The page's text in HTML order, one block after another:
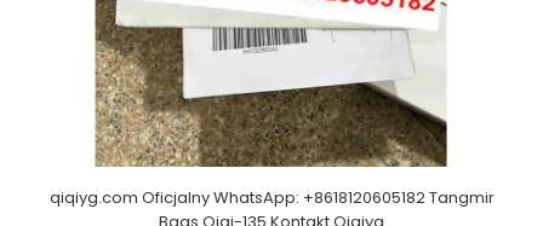
qiqiyg.com Oficjalny WhatsApp: +8618120605182 Tangmir